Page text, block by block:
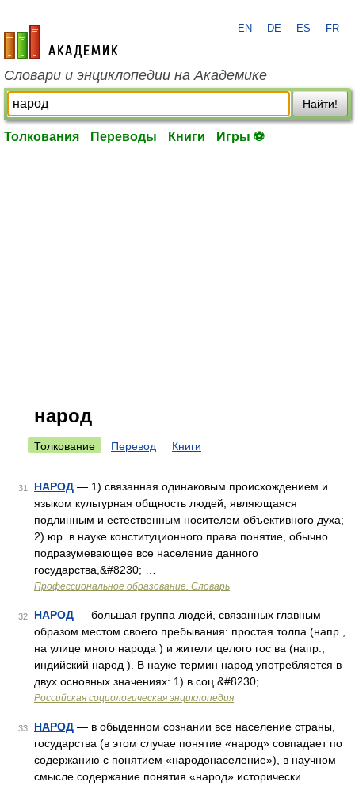
academic.ru
EN DE ES FR
Словари и энциклопедии на Академике
Найти!
Толкования Переводы Книги Игры ⚽
народ
Толкование Перевод Книги
31 НАРОД — 1) связанная одинаковым происхождением и
языком культурная общность людей, являющаяся
подлинным и естественным носителем объективного духа;
2) юр. в науке конституционного права понятие, обычно
подразумевающее все население данного
государства,&#8230; …
Профессиональное образование. Словарь
32 НАРОД — большая группа людей, связанных главным
образом местом своего пребывания: простая толпа (напр.,
на улице много народа ) и жители целого гос ва (напр.,
индийский народ ). В науке термин народ употребляется в
двух основных значениях: 1) в соц.&#8230; …
Российская социологическая энциклопедия
33 НАРОД — в обыденном сознании все население страны,
государства (в этом случае понятие «народ» совпадает по
содержанию с понятием «народонаселение»), в научном
смысле содержание понятия «народ» исторически